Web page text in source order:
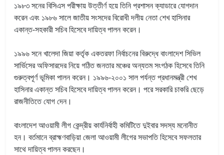
১৯৮৩ সনের বিসিএস পরীক্ষায় উত্তীর্ণ হয়ে তিনি প্রশাসন ক্যাডারে যোগদান
করেন এবং ১৯৮৬ সালে জাতীয় সংসদের বিরোধী দলীয় নেতা শেখ হাসিনার
একান্ত-সহকারী সচিব হিসেবে দায়িত্ব পালন করেন।
১৯৯৬ সনে খালেদা জিয়া কর্তৃক একতরফা নির্বাচনের বিরুদ্ধে বাংলাদেশ সিভিল
সার্ভিসের অফিসারদের নিয়ে গঠিত জনতার মঞ্চের অন্যতম সংগঠক হিসেবে তিনি
গুরুত্বপূর্ণ ভূমিকা পালন করেন। ১৯৯৬-২০০১ সাল পর্যন্ত প্রধানমন্ত্রী শেখ
হাসিনার একান্ত সচিব হিসেবে দায়িত্ব পালন করেন। পরে সরকারি চাকরি ছেড়ে
রাজনীতিতে যোগ দেন।
বাংলাদেশ আওয়ামী লীগ কেন্দ্রীয় কার্যনির্বাহী কমিটিতে দুইবার সদস্য মনোনীত
হন। বর্তমানে ব্রাহ্মণবাড়িয়া জেলা আওয়ামী লীগের সভাপতি হিসেবে সফলতার
সাথে দায়িত্ব পালন করছেন।